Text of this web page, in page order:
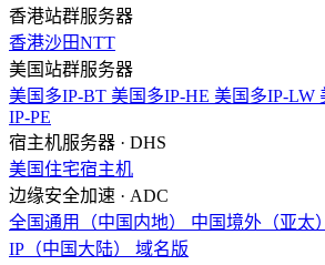
香港站群服务器
香港沙田NTT
美国站群服务器
美国多IP-BT 美国多IP-HE 美国多IP-LW
IP-PE
宿主机服务器 · DHS
美国住宅宿主机
边缘安全加速 · ADC
全国通用（中国内地）
中国境外（亚太）
IP（中国大陆）
域名版